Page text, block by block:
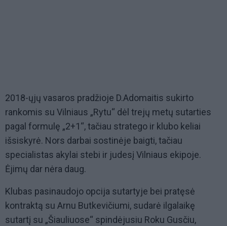
2018-ųjų vasaros pradžioje D.Adomaitis sukirto
rankomis su Vilniaus „Rytu“ dėl trejų metų sutarties
pagal formulę „2+1“, tačiau stratego ir klubo keliai
išsiskyrė. Nors darbai sostinėje baigti, tačiau
specialistas akylai stebi ir judesį Vilniaus ekipoje.
Ėjimų dar nėra daug.
Klubas pasinaudojo opcija sutartyje bei pratęsė
kontraktą su Arnu Butkevičiumi, sudarė ilgalaikę
sutartį su „Šiauliuose“ spindėjusiu Roku Gusčiu,